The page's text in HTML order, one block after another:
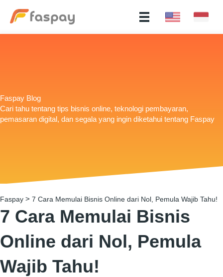
Faspay Blog
Cari tahu tentang tips bisnis online, teknologi pembayaran,
pemasaran digital, dan segala yang ingin diketahui tentang Faspay
Faspay > 7 Cara Memulai Bisnis Online dari Nol, Pemula Wajib Tahu!
7 Cara Memulai Bisnis
Online dari Nol, Pemula
Wajib Tahu!